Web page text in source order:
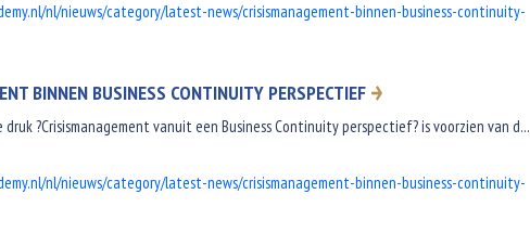
nl/nieuws/category/latest-news/crisismanagement-binnen-business-continuity-
BINNEN BUSINESS CONTINUITY PERSPECTIEF
druk ?Crisismanagement vanuit een Business Continuity perspectief? is voorzien van d...
nl/nieuws/category/latest-news/crisismanagement-binnen-business-continuity-